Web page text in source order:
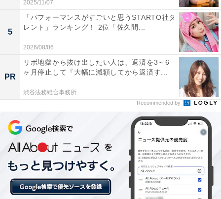
View this post on Instagram
2025/11/07
5
「パフォーマンスがすごいと思うSTARTO社タ
レント」ランキング！ 2位「佐久間...
2026/08/06
PR
リボ地獄から抜け出したい人は、返済を3～6
ヶ月停止して『大幅に減額してから返済す...
渋谷法務総合事務所
Recommended by